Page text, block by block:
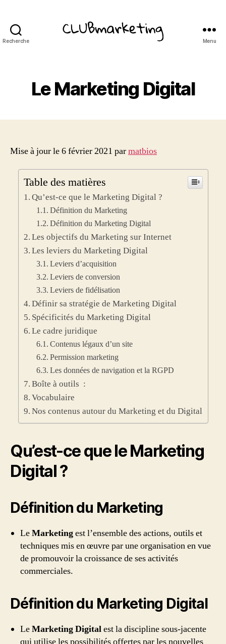
Recherche Menu
Le Marketing Digital
Mise à jour le 6 février 2021 parmatbios
Table des matières
Qu’est-ce que le Marketing Digital ?
Définition du Marketing
Définition du Marketing Digital
Les objectifs du Marketing sur Internet
Les leviers du Marketing Digital
Leviers d’acquisition
Leviers de conversion
Leviers de fidélisation
Définir sa stratégie de Marketing Digital
Spécificités du Marketing Digital
Le cadre juridique
Contenus légaux d’un site
Permission marketing
Les données de navigation et la RGPD
Boîte à outils :
Vocabulaire
Nos contenus autour du Marketing et du Digital
Qu’est-ce que le Marketing
Digital ?
Définition du Marketing
LeMarketingest l’ensemble des actions, outils et
techniques mis en œuvre par une organisation en vue
de promouvoir la croissance de ses activités
commerciales.
Définition du Marketing Digital
LeMarketing Digitalest la discipline sous-jacente
qui utilise les possibilités offertes par les nouvelles